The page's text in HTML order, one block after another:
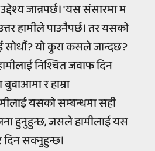
जान्नपर्छ। 'यस संसारमा म
हामीले पाउनैपर्छ। तर यसको
सोधौं? यो कुरा कसले जान्दछ?
निश्चित जवाफ दिन
र हाम्रा
यसको सम्बन्धमा सही
हुनुहुन्छ, जसले हामीलाई यस
दिन सक्नुहुन्छ।